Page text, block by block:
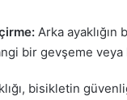
Arka
bir gevşeme
bisikletin